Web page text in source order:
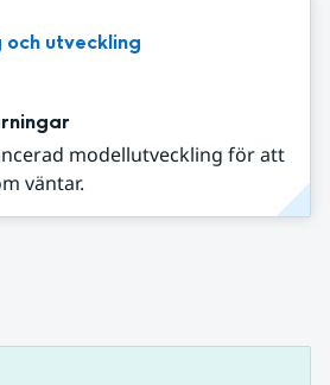
och utveckling
modellutveckling för att
väntar.